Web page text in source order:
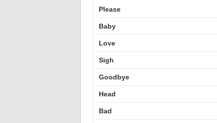
Please
Baby
Love
Sigh
Goodbye
Head
Bad